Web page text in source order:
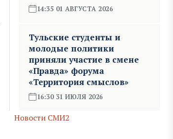
14:35 01 АВГУСТА 2026
Тульские студенты и
молодые политики
приняли участие в смене
«Правда» форума
«Территория смыслов»
16:30 31 ИЮЛЯ 2026
Новости СМИ2